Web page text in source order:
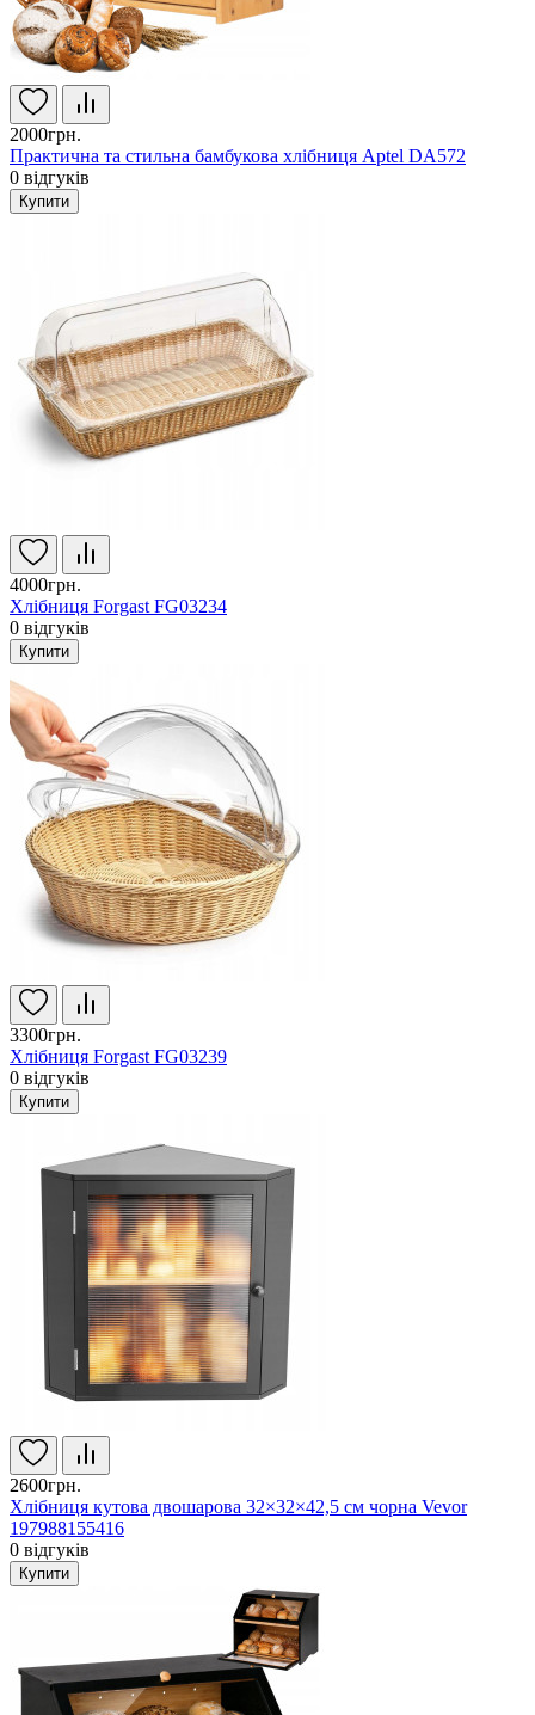
2000грн.
Практична та стильна бамбукова хлібниця Aptel DA572
0 відгуків
Купити
4000грн.
Хлібниця Forgast FG03234
0 відгуків
Купити
3300грн.
Хлібниця Forgast FG03239
0 відгуків
Купити
2600грн.
Хлібниця кутова двошарова 32×32×42,5 см чорна Vevor
197988155416
0 відгуків
Купити